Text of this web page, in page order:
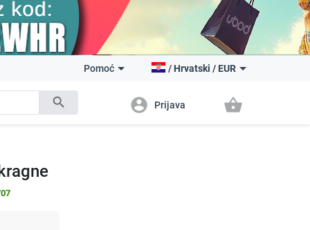
search
Pomoć / Hrvatski / EUR
account_circle Prijava shopping_basket